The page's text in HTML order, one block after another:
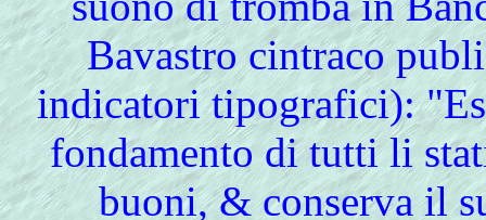
Bavastro cintraco
indicatori tipografici):
fondamento di tutti li
buoni, & conserva il